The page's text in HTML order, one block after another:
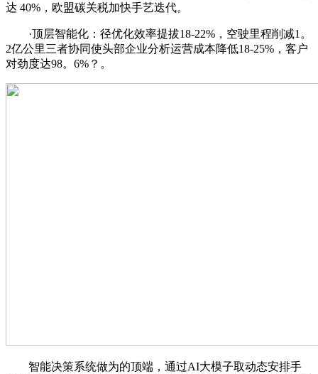
达 40%，欧盟碳关税加快手艺迭代。
·顶层智能化：径优化效率提拔18-22%，空驶里程削减1。
2亿公里三者协同使头部企业分析运营成本降低18-25%，客户
对劲度达98。6%？。
智能决策系统做为的顶端，通过AI大模子取动态安排手